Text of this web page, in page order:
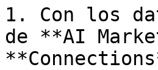
1. Con los
de **AI